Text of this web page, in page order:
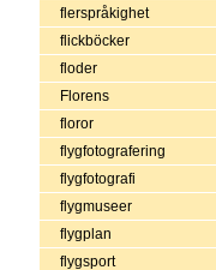
flerspråkighet
flickböcker
floder
Florens
floror
flygfotografering
flygfotografi
flygmuseer
flygplan
flygsport